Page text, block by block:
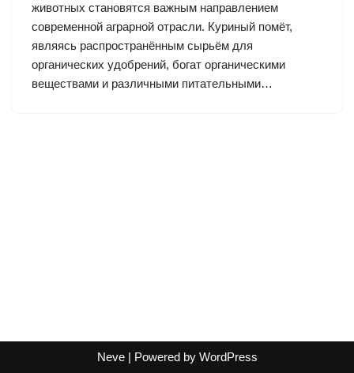
животных становятся важным направлением
современной аграрной отрасли. Куриный помёт,
являясь распространённым сырьём для
органических удобрений, богат органическими
веществами и различными питательными…
Neve| Powered by WordPress